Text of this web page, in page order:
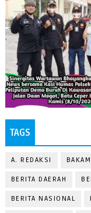
TAGS
A. REDAKSI
BERITA DAERAH
BERITA NASIONAL